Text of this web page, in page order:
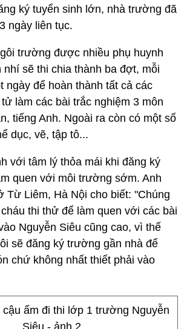
ký tuyển sinh lớn, nhà trường đã
ngày liên tục.
trường được nhiều phụ huynh
sẽ thi chia thành ba đợt, mỗi
ngày để hoàn thành tất cả các
làm các bài trắc nghiệm 3 môn
tiếng Anh. Ngoài ra còn có một số
dục, vẽ, tập tô...
với tâm lý thỏa mái khi đăng ký
quen với môi trường sớm. Anh
Từ Liêm, Hà Nội cho biết: "Chúng
thi thử để làm quen với các bài
Nguyễn Siêu cũng cao, vì thế
sẽ đăng ký trường gần nhà để
chứ không nhất thiết phải vào